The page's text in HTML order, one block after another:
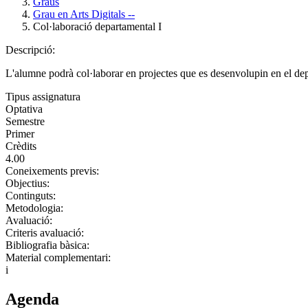
Grau en Arts Digitals --
Col·laboració departamental I
Descripció:
L'alumne podrà col·laborar en projectes que es desenvolupin en el
Tipus assignatura
Optativa
Semestre
Primer
Crèdits
4.00
Coneixements previs:
Objectius:
Continguts:
Metodologia:
Avaluació:
Criteris avaluació:
Bibliografia bàsica:
Material complementari:
i
Agenda